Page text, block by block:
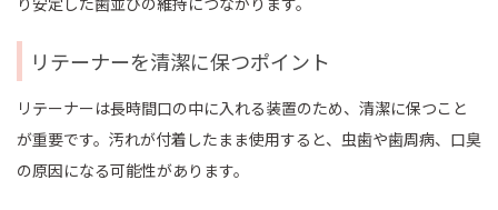
リテーナーを清潔に保つポイント
リテーナーは長時間口の中に入れる装置のため、清潔に保つこと
が重要です。汚れが付着したまま使用すると、虫歯や歯周病、口臭
の原因になる可能性があります。